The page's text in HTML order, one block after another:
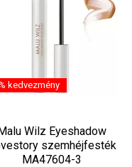
kedvezmény
Wilz Eyeshadow
szemhéjfesték
MA47604-3